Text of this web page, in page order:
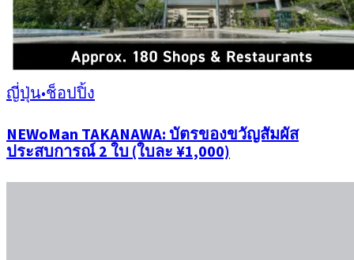
ญี่ปุ่น•ช็อปปิ้ง
NEWoMan TAKANAWA: บัตรของขวัญสัมผัส
ประสบการณ์ 2 ใบ (ใบละ ¥1,000)